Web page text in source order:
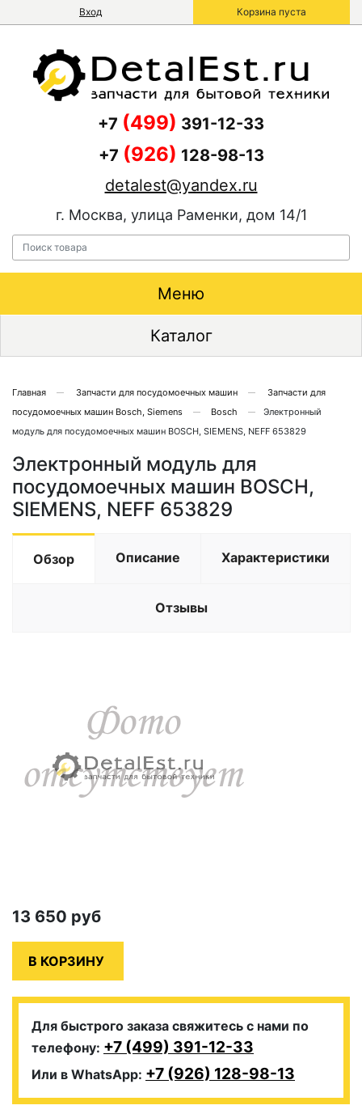
Вход Корзина пуста
+7 (499) 391-12-33
+7 (926) 128-98-13
detalest@yandex.ru
г. Москва, улица Раменки, дом 14/1
Меню
Каталог
Главная Запчасти для посудомоечных машин
Запчасти для
посудомоечных машин Bosch, Siemens
Bosch
Электронный
модуль для посудомоечных машин BOSCH, SIEMENS, NEFF 653829
Электронный модуль для
посудомоечных машин BOSCH,
SIEMENS, NEFF 653829
Обзор Описание Характеристики
Отзывы
13 650 руб
Для быстрого заказа свяжитесь с нами по
телефону: +7 (499) 391-12-33
Или в WhatsApp: +7 (926) 128-98-13